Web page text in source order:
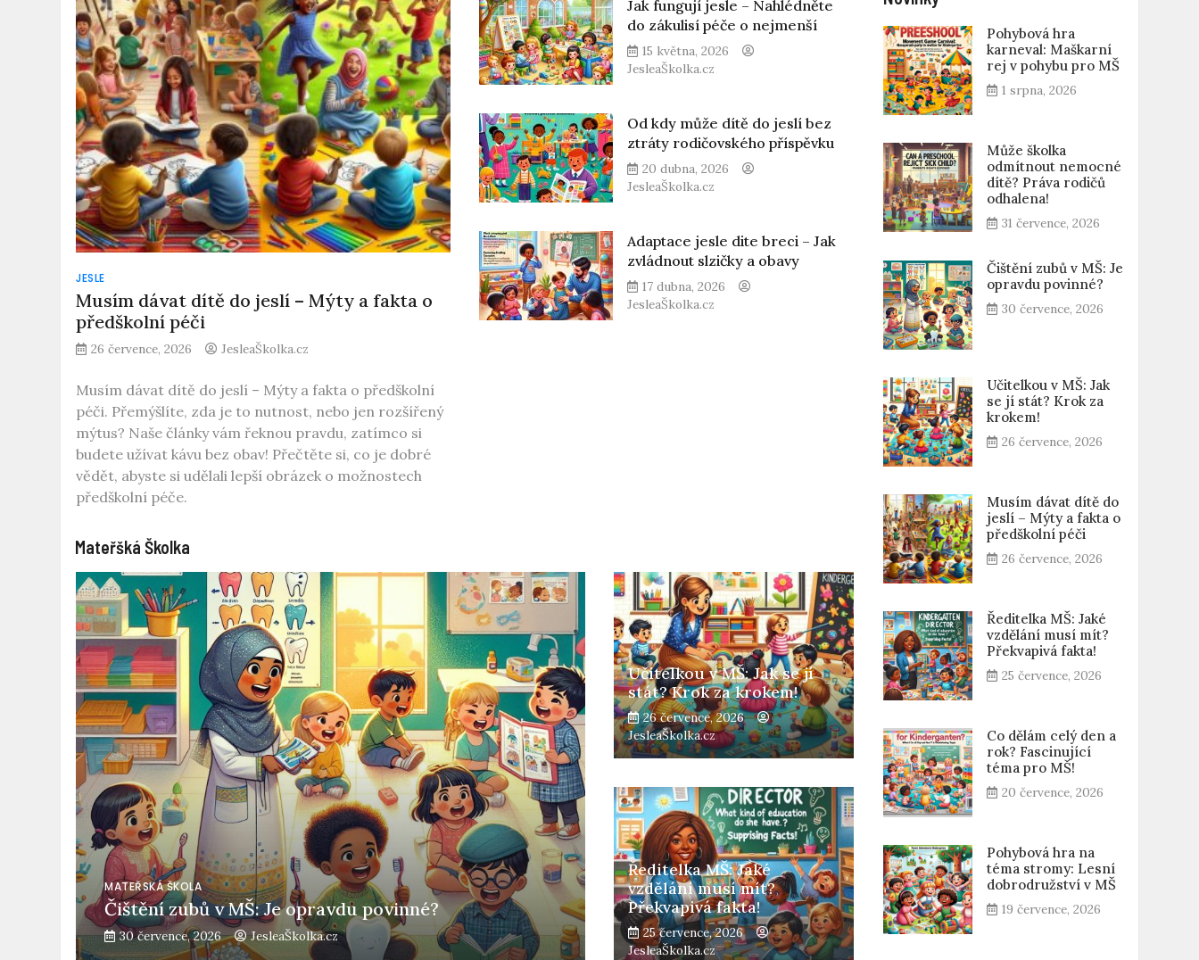
JESLE
Musím dávat dítě do jeslí – Mýty a fakta o
předškolní péči
26 července, 2026 JesleaŠkolka.cz
Musím dávat dítě do jeslí – Mýty a fakta o předškolní
péči. Přemýšlíte, zda je to nutnost, nebo jen rozšířený
mýtus? Naše články vám řeknou pravdu, zatímco si
budete užívat kávu bez obav! Přečtěte si, co je dobré
vědět, abyste si udělali lepší obrázek o možnostech
předškolní péče.
Jak fungují jesle – Nahlédněte
do zákulisí péče o nejmenší
15 května, 2026
JesleaŠkolka.cz
Od kdy může dítě do jeslí bez
ztráty rodičovského příspěvku
20 dubna, 2026
JesleaŠkolka.cz
Adaptace jesle dite breci – Jak
zvládnout slzičky a obavy
17 dubna, 2026
JesleaŠkolka.cz
Mateřšká Školka
MATEŘSKÁ ŠKOLA
Čištění zubů v MŠ: Je opravdu povinné?
30 července, 2026 JesleaŠkolka.cz
Učitelkou v MŠ: Jak se jí
stát? Krok za krokem!
26 července, 2026
JesleaŠkolka.cz
Ředitelka MŠ: Jaké
vzdělání musí mít?
Překvapivá fakta!
25 července, 2026
JesleaŠkolka.cz
Pohybová hra
karneval: Maškarní
rej v pohybu pro MŠ
1 srpna, 2026
Může školka
odmítnout nemocné
dítě? Práva rodičů
odhalena!
31 července, 2026
Čištění zubů v MŠ: Je
opravdu povinné?
30 července, 2026
Učitelkou v MŠ: Jak
se jí stát? Krok za
krokem!
26 července, 2026
Musím dávat dítě do
jeslí – Mýty a fakta o
předškolní péči
26 července, 2026
Ředitelka MŠ: Jaké
vzdělání musí mít?
Překvapivá fakta!
25 července, 2026
Co dělám celý den a
rok? Fascinující
téma pro MŠ!
20 července, 2026
Pohybová hra na
téma stromy: Lesní
dobrodružství v MŠ
19 července, 2026